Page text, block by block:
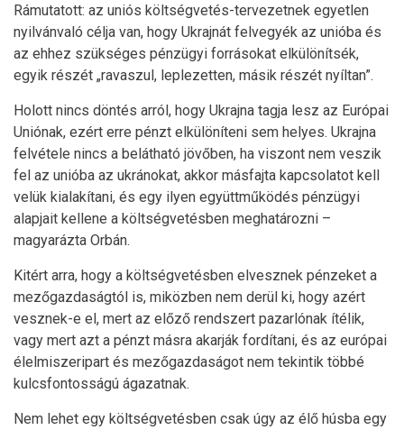
Rámutatott: az uniós költségvetés-tervezetnek egyetlen
nyilvánvaló célja van, hogy Ukrajnát felvegyék az unióba és
az ehhez szükséges pénzügyi forrásokat elkülönítsék,
egyik részét „ravaszul, leplezetten, másik részét nyíltan”.
Holott nincs döntés arról, hogy Ukrajna tagja lesz az Európai
Uniónak, ezért erre pénzt elkülöníteni sem helyes. Ukrajna
felvétele nincs a belátható jövőben, ha viszont nem veszik
fel az unióba az ukránokat, akkor másfajta kapcsolatot kell
velük kialakítani, és egy ilyen együttműködés pénzügyi
alapjait kellene a költségvetésben meghatározni –
magyarázta Orbán.
Kitért arra, hogy a költségvetésben elvesznek pénzeket a
mezőgazdaságtól is, miközben nem derül ki, hogy azért
vesznek-e el, mert az előző rendszert pazarlónak ítélik,
vagy mert azt a pénzt másra akarják fordítani, és az európai
élelmiszeripart és mezőgazdaságot nem tekintik többé
kulcsfontosságú ágazatnak.
Nem lehet egy költségvetésben csak úgy az élő húsba egy